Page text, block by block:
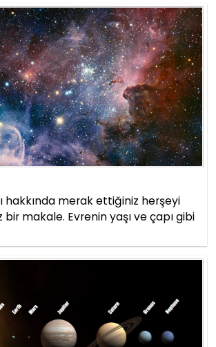
hakkında merak ettiğiniz herşeyi
makale. Evrenin yaşı ve çapı gibi